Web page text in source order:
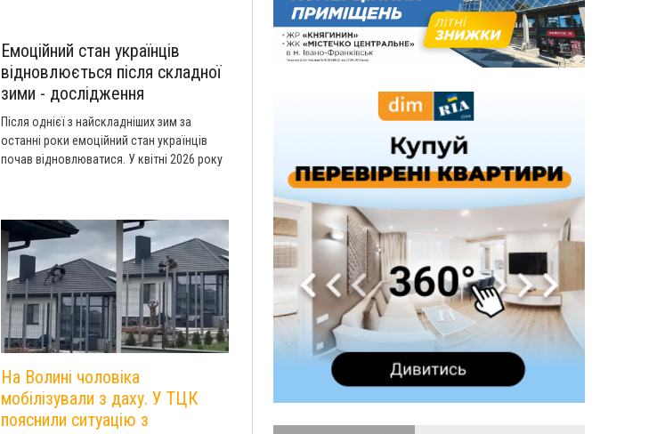
Емоційний стан українців
відновлюється після складної
зими - дослідження
Після однієї з найскладніших зим за
останні роки емоційний стан українців
почав відновлюватися. У квітні 2026 року
На Волині чоловіка
мобілізували з даху. У ТЦК
пояснили ситуацію з
отримали рекомендації до зарахування на
бакалаврат у ВНЗ
15:28
Кілька вулиць у Долині тимчасово залишаться
У Старуні відбулася Патріарша проща
Не знає англійську на достатньому рівні.
суддею Міжнародного кримінального суду
14:14
У Ворохті проведуть Кубок ФЛСУ зі стрибків
на лижах, пам'яті оборонця Богдана Бухонка
13:30
ФОТО На Калущині розшукали чоловіка, який
три дні блукав у лісі
13:14
Боднар розповів про реакцію влади Польщі
на атаки на українців та про зміни після 23
серпня
12:31
ВІДЕО "Едельвейси" щемливо привітали рідну
Коломию з Днем міста
Вчора у Франківську, Коломиї, Долині та
Яремче зафіксували рекордну спеку
У Надвірній п'яна жінка побила малолітнього
хлопчика: суд призначив штраф і 30 тисяч
компенсації